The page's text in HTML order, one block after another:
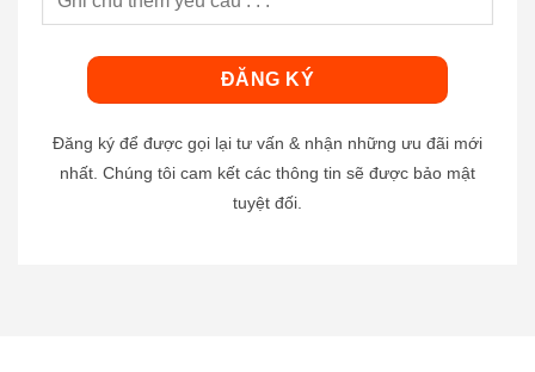
Đăng ký để được gọi lại tư vấn & nhận những ưu đãi mới
nhất. Chúng tôi cam kết các thông tin sẽ được bảo mật
tuyệt đối.